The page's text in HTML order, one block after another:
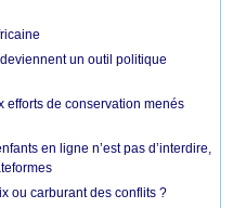
un outil politique
efforts de conservation menés
en ligne n’est pas d’interdire,
ou carburant des conflits ?